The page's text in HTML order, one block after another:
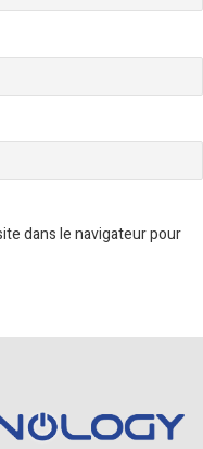
dans le navigateur pour